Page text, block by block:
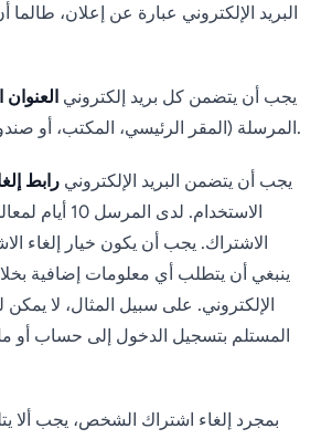
البريد الإلكتروني عبارة عن إعلان،
يجب أن يتضمن كل بريد إلكتروني العنوان
المرسلة (المقر الرئيسي، المكتب، أو صندوق بريد مسجل).
يجب أن يتضمن البريد الإلكتروني رابط
الاستخدام. لدى
الاشتراك. يجب أن يكون خيار إلغاء
ينبغي أن يتطلب أي معلومات إضافية
الإلكتروني. على سبيل المثال، لا
المستلم بتسجيل الدخول إلى حساب أو
بمجرد إلغاء اشتراك الشخص، يجب ألا